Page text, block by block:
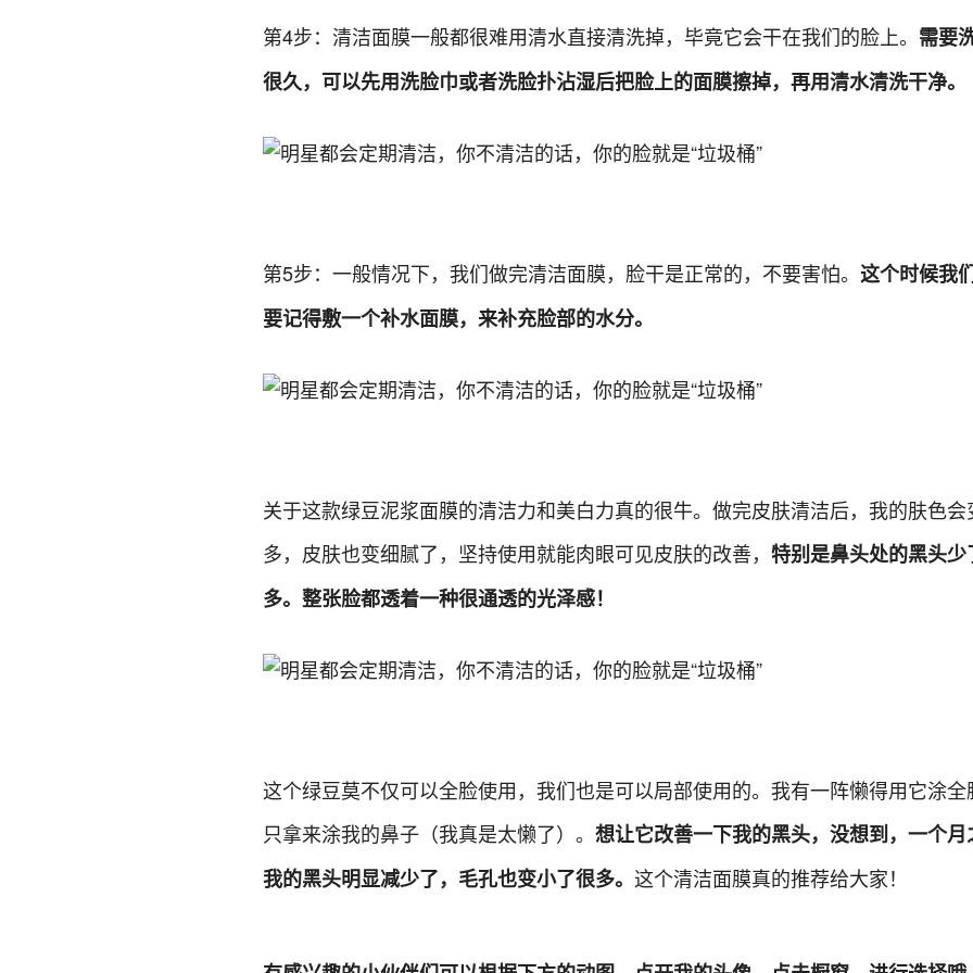
第4步：清洁面膜一般都很难用清水直接清洗掉，毕竟它会干在我们的脸上。 需要
很久，可以先用洗脸巾或者洗脸扑沾湿后把脸上的面膜擦掉，再用清水清洗干净。
第5步：一般情况下，我们做完清洁面膜，脸干是正常的，不要害怕。 这个时候我
要记得敷一个补水面膜，来补充脸部的水分。
关于这款绿豆泥浆面膜的清洁力和美白力真的很牛。做完皮肤清洁后，我的肤色会
多，皮肤也变细腻了，坚持使用就能肉眼可见皮肤的改善， 特别是鼻头处的黑头少
多。整张脸都透着一种很通透的光泽感！
这个绿豆莫不仅可以全脸使用，我们也是可以局部使用的。我有一阵懒得用它涂全
只拿来涂我的鼻子（我真是太懒了）。 想让它改善一下我的黑头，没想到，一个月
我的黑头明显减少了，毛孔也变小了很多。 这个清洁面膜真的推荐给大家！